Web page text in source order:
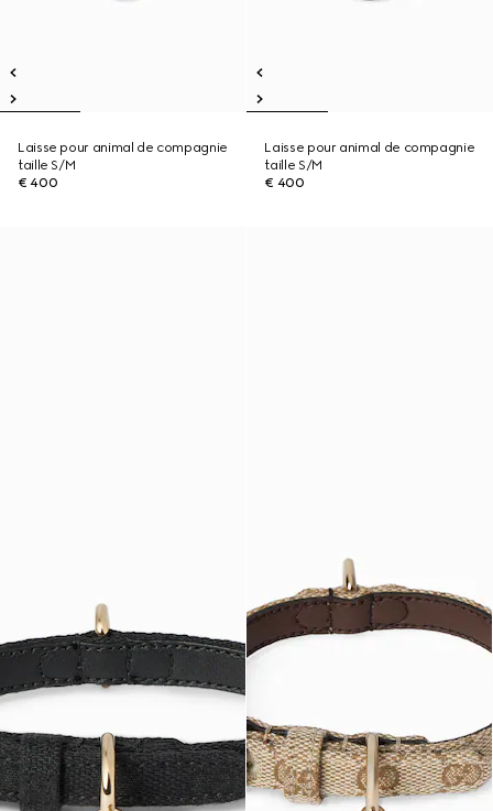
Laisse pour animal de compagnie
taille S/M
€ 400
Laisse pour animal de compagnie
taille S/M
€ 400